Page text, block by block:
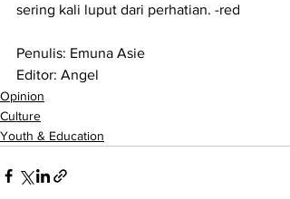
sering kali luput dari perhatian. -red
Penulis: Emuna Asie
Editor: Angel
Opinion
Culture
Youth & Education